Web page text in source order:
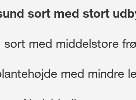
sort med stort
sort med middelstore frø
med mindre